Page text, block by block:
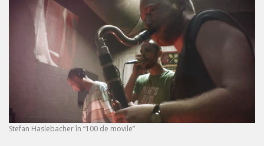
Stefan Haslebacher în “100 de movile”